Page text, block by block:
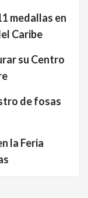
medallas en
Caribe
su Centro
de fosas
la Feria